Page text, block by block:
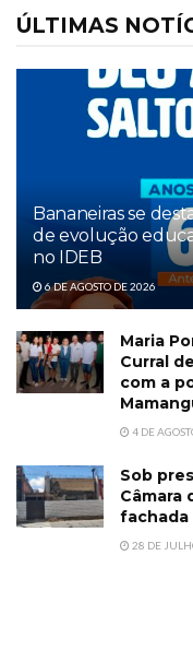
ÚLTIMAS
Bananeiras se
de evolução
no IDEB
6 DE AGOSTO DE 2026
Maria
Curral
com a
4 DE
Sob
Câmara
fachada
28 DE